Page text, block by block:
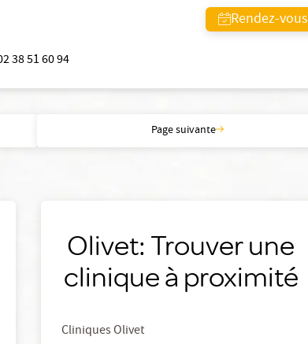
38 51 60 94
Rendez-vous
Page suivante
Olivet: Trouver une
clinique à proximité
Cliniques Olivet